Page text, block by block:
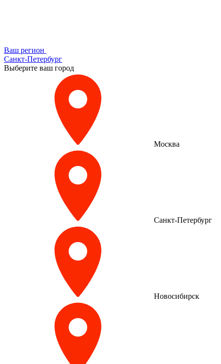
Ваш регион
Санкт-Петербург
Выберите ваш город
Москва
Санкт-Петербург
Новосибирск